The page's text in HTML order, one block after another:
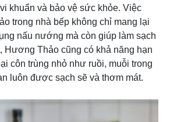
khuẩn và bảo vệ sức khỏe. Việc
trong nhà bếp không chỉ mang lại
nấu nướng mà còn giúp làm sạch
Hương Thảo cũng có khả năng hạn
côn trùng nhỏ như ruồi, muỗi trong
luôn được sạch sẽ và thơm mát.